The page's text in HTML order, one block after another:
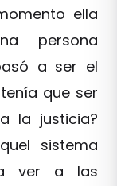
ella
persona
a ser el
que ser
la justicia?
sistema
ver a las